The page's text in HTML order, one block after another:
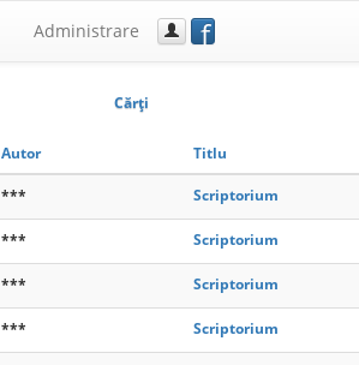
Administrare f
Cărţi
Autor Titlu
*** Scriptorium
*** Scriptorium
*** Scriptorium
*** Scriptorium